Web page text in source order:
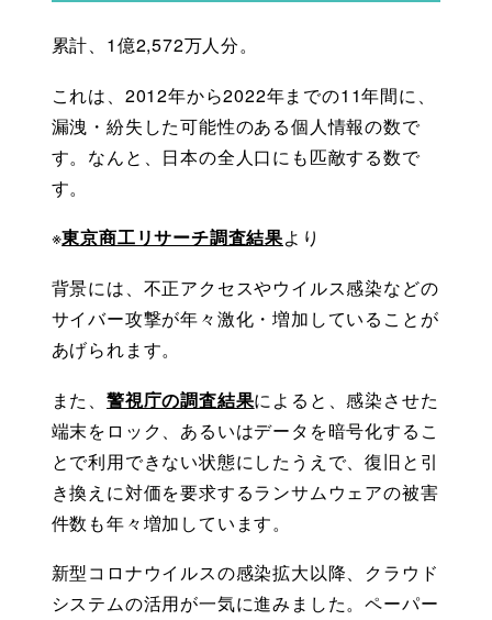
累計、1億2,572万人分。
これは、2012年から2022年までの11年間に、
漏洩・紛失した可能性のある個人情報の数で
す。なんと、日本の全人口にも匹敵する数で
す。
※東京商工リサーチ調査結果より
背景には、不正アクセスやウイルス感染などの
サイバー攻撃が年々激化・増加していることが
あげられます。
また、 警視庁の調査結果によると、感染させた
端末をロック、あるいはデータを暗号化するこ
とで利用できない状態にしたうえで、復旧と引
き換えに対価を要求するランサムウェアの被害
件数も年々増加しています。
新型コロナウイルスの感染拡大以降、クラウド
システムの活用が一気に進みました。ペーパー